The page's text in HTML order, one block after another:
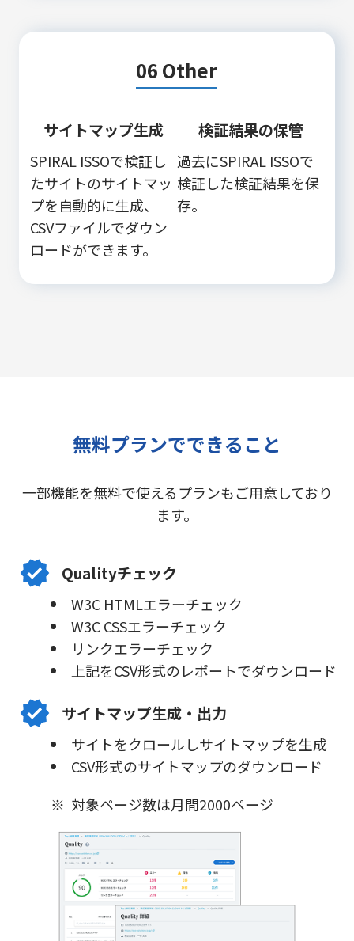
06 Other
サイトマップ生成
SPIRAL ISSOで検証し
たサイトのサイトマッ
プを自動的に生成、
CSVファイルでダウン
ロードができます。
検証結果の保管
過去にSPIRAL ISSOで
検証した検証結果を保
存。
無料プランでできること
一部機能を無料で使えるプランもご用意しており
ます。
Qualityチェック
W3C HTMLエラーチェック
W3C CSSエラーチェック
リンクエラーチェック
上記をCSV形式のレポートでダウンロード
サイトマップ生成・出力
サイトをクロールしサイトマップを生成
CSV形式のサイトマップのダウンロード
対象ページ数は月間2000ページ